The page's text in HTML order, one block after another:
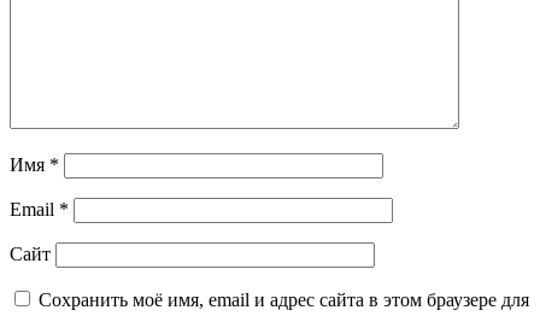
Имя *
Email *
Сайт
Сохранить моё имя, email и адрес сайта в этом браузере для